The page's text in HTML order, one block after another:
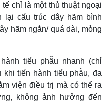
chỉ là một thủ thuật ngoại
lại cấu trúc dây hãm bình
hãm ngắn/ quá dài, mỏng
tiểu phẫu nhanh (chỉ
khi tiến hành tiểu phẫu, đa
viện điều trị mà có thể ra
không ảnh hưởng đến